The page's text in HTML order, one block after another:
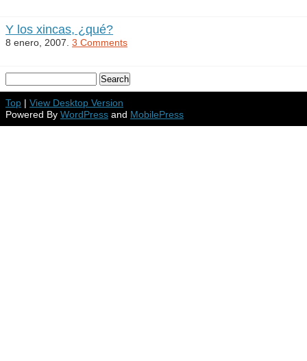
Y los xincas, ¿qué?
8 enero, 2007. 3 Comments
Top | View Desktop Version
Powered By WordPress and MobilePress